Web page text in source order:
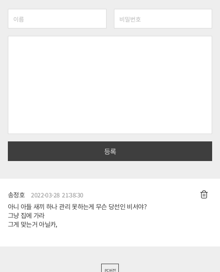
송정호 2022-03-28 21:38:30
아니 아들 새끼 하나 관리 못하는게 무슨 당선인 비서야?
그냥 집에 가라
그게 맞는거 아닐카,
PC버전